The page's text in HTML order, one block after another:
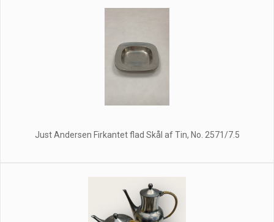
Just Andersen Firkantet flad Skål af Tin, No. 2571/7.5